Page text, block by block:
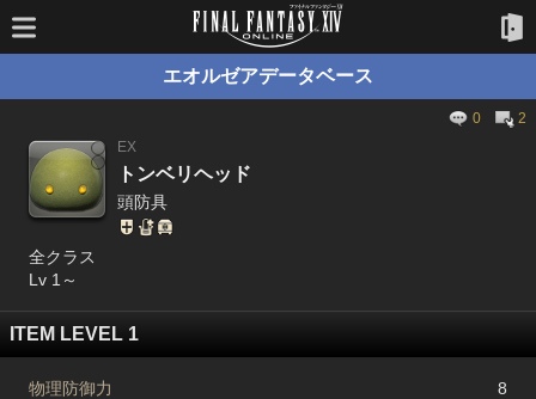
エオルゼアデータベース
0
2
EX
トンベリヘッド
頭防具
全クラス
Lv 1～
ITEM LEVEL 1
物理防御力
8